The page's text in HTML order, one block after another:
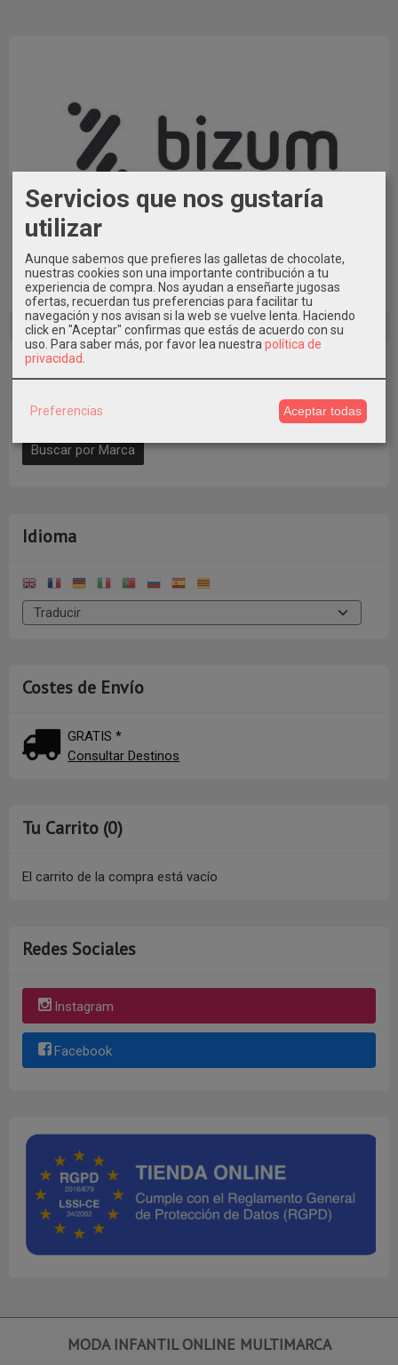
También puedes pagar con Bizum al Tfno. 609546971
indicando en Concepto el Nº de Pedido * Elige la Opción de
Pago con Transferencia al realizar el pedido.
Marcas
Idioma
Costes de Envío
GRATIS *
Consultar Destinos
Tu Carrito (0)
El carrito de la compra está vacío
Redes Sociales
Instagram
Facebook
MODA INFANTIL ONLINE MULTIMARCA
Servicios que nos gustaría
utilizar
Aunque sabemos que prefieres las galletas de chocolate,
nuestras cookies son una importante contribución a tu
experiencia de compra. Nos ayudan a enseñarte jugosas
ofertas, recuerdan tus preferencias para facilitar tu
navegación y nos avisan si la web se vuelve lenta. Haciendo
click en "Aceptar" confirmas que estás de acuerdo con su
uso. Para saber más, por favor lea nuestra política de
privacidad
Preferencias Aceptar todas